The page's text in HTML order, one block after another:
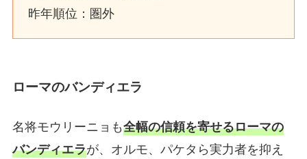
昨年順位：圏外
ローマのバンディエラ
名将モウリーニョも全幅の信頼を寄せるローマの
バンディエラが、オルモ、パケタら実力者を抑え